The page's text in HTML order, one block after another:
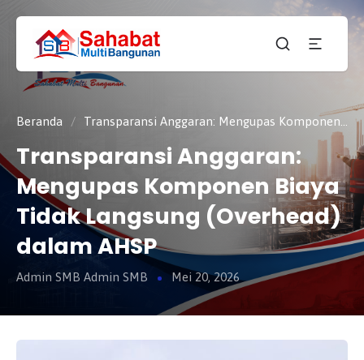
CV.
SAHABAT
MULTI
BANGUNAN
Sahabat
Pembangunan Anda
Beranda / Transparansi Anggaran: Mengupas Komponen Biaya Tidak Langsung (Overhead) dalam AHSP
Transparansi Anggaran:
Mengupas Komponen Biaya
Tidak Langsung (Overhead)
dalam AHSP
Admin SMB Admin SMB Mei 20, 2026